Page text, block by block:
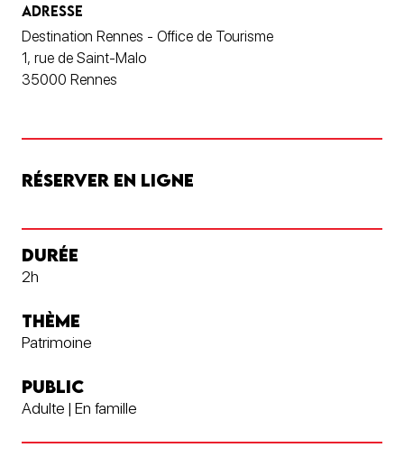
ADRESSE
Destination Rennes - Office de Tourisme
1, rue de Saint-Malo
35000 Rennes
RÉSERVER EN LIGNE
DURÉE
2h
THÈME
Patrimoine
PUBLIC
Adulte | En famille